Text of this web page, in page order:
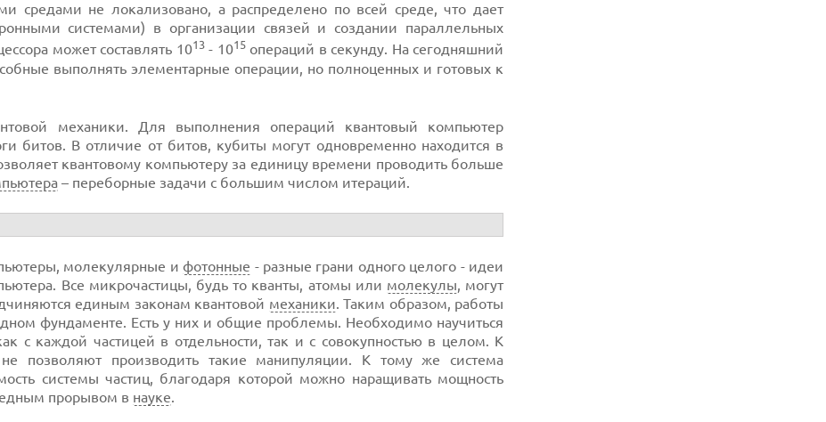
средами не локализовано, а распределено по всей среде, что дает
системами) в организации связей и создании параллельных
может составлять 1013- 1015операций в секунду. На сегодняшний
выполнять элементарные операции, но полноценных и готовых к
механики. Для выполнения операций квантовый компьютер
битов. В отличие от битов, кубиты могут одновременно находится в
квантовому компьютеру за единицу времени проводить больше
– переборные задачи с большим числом итераций.
молекулярные ифотонные - разные грани одного целого - идеи
Все микрочастицы, будь то кванты, атомы или молекулы, могут
единым законам квантовой механики. Таким образом, работы
фундаменте. Есть у них и общие проблемы. Необходимо научиться
с каждой частицей в отдельности, так и с совокупностью в целом. К
позволяют производить такие манипуляции. К тому же система
системы частиц, благодаря которой можно наращивать мощность
прорывом в науке.